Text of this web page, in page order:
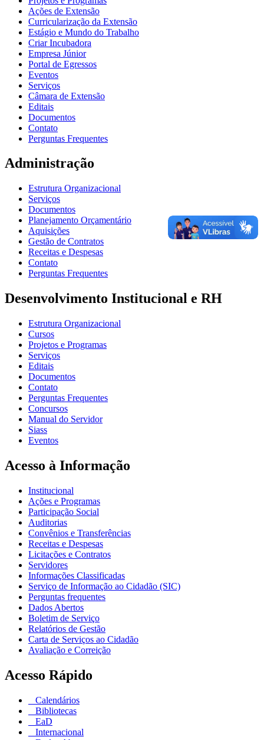
Ações de Extensão
Curricularização da Extensão
Estágio e Mundo do Trabalho
Criar Incubadora
Empresa Júnior
Portal de Egressos
Eventos
Serviços
Câmara de Extensão
Editais
Documentos
Contato
Perguntas Frequentes
Administração
Estrutura Organizacional
Serviços
Documentos
Planejamento Orçamentário
Aquisições
Gestão de Contratos
Receitas e Despesas
Contato
Perguntas Frequentes
Desenvolvimento Institucional e RH
Estrutura Organizacional
Cursos
Projetos e Programas
Serviços
Editais
Documentos
Contato
Perguntas Frequentes
Concursos
Manual do Servidor
Siass
Eventos
Acesso à Informação
Institucional
Ações e Programas
Participação Social
Auditorias
Convênios e Transferências
Receitas e Despesas
Licitações e Contratos
Servidores
Informações Classificadas
Serviço de Informação ao Cidadão (SIC)
Perguntas frequentes
Dados Abertos
Boletim de Serviço
Relatórios de Gestão
Carta de Serviços ao Cidadão
Avaliação e Correição
Acesso Rápido
Calendários
Bibliotecas
EaD
Internacional